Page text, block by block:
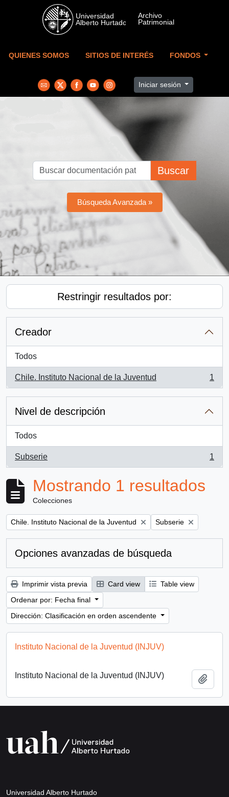
Skip to main content
QUIENES SOMOS SITIOS DE INTERÉS FONDOS
Iniciar sesión
Buscar
Búsqueda Avanzada »
Restringir resultados por:
Creador
Todos
Chile. Instituto Nacional de la Juventud
, 1 resultados
1
Nivel de descripción
Todos
Subserie
, 1 resultados
1
Mostrando 1 resultados
Colecciones
Remove filter:
Chile. Instituto Nacional de la Juventud Remove filter:
Subserie
Opciones avanzadas de búsqueda
Imprimir vista previa Card view
Table view
Ordenar por: Fecha final
Dirección: Clasificación en orden ascendente
Instituto Nacional de la Juventud (INJUV)
Instituto Nacional de la Juventud (INJUV)
Universidad Alberto Hurtado